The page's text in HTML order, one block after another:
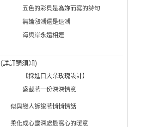
五色的彩貝是為妳而寫的詩句
無論漲潮還是退潮
海與岸永遠相連
(詳訂購須知)
【採進口大朵玫瑰設計】
盛載著一份深深情意
似與戀人訴說著悄悄情話
柔化成心靈深處最窩心的暖意